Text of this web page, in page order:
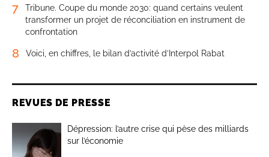
7
Tribune. Coupe du monde 2030: quand certains veulent
transformer un projet de réconciliation en instrument de
confrontation
8 Voici, en chiffres, le bilan d’activité d’Interpol Rabat
REVUES DE PRESSE
Dépression: l’autre crise qui pèse des milliards
sur l’économie